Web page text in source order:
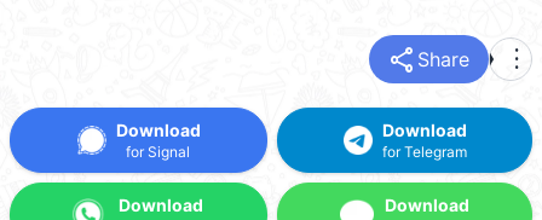
share Share more_vert
Download
for Signal
Download
Download
for Telegram
Download